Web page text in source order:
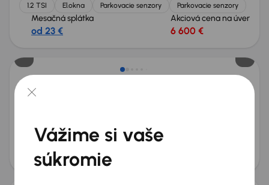
1.2 TSI El.okna Parkovacie senzory Parkovacie senzory
Mesačná splátka
od 23 €
Akciová cena na úver
6 600 €
Škoda Rapid
+5 ďalších
Mesačná splátka
od 22 €
Vážime si vaše
súkromie